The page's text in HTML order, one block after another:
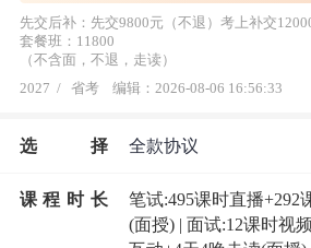
先交后补：先交9800元（不退）考上补交
套餐班：11800
（不含面，不退，走读）
2027 / 省考 编辑：2026-08-06 16:56:33
选 择 全款协议
课程时长
笔试:495课时直播+292
(面授) | 面试:12课时视